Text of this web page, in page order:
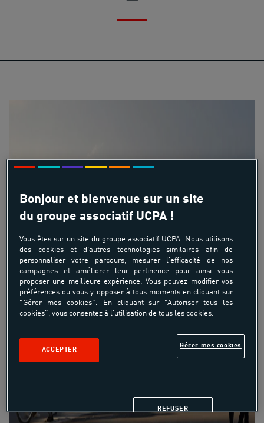
Bonjour et bienvenue sur un site
du groupe associatif UCPA !
Vous êtes sur un site du groupe associatif UCPA. Nous utilisons
des cookies et d'autres technologies similaires afin de
personnaliser votre parcours, mesurer l'efficacité de nos
campagnes et améliorer leur pertinence pour ainsi vous
proposer une meilleure expérience. Vous pouvez modifier vos
préférences ou vous y opposer à tous moments en cliquant sur
"Gérer mes cookies". En cliquant sur "Autoriser tous les
cookies", vous consentez à l'utilisation de tous les cookies.
Gérer mes cookies
REFUSER
ACCEPTER